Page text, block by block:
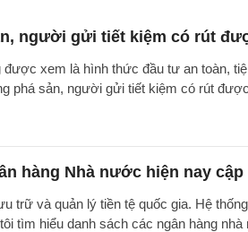
người gửi tiết kiệm có rút
được xem là hình thức đầu tư an toàn,
phá sản, người gửi tiết kiệm có rút
hàng Nhà nước hiện nay cập
trữ và quản lý tiền tệ quốc gia. Hệ
tìm hiểu danh sách các ngân hàng